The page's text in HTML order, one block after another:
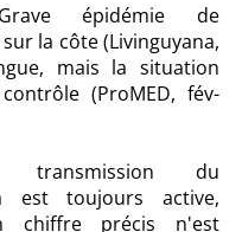
épidémie de
la côte (Livinguyana,
mais la situation
(ProMED, fév-
du
est toujours active,
chiffre précis n'est